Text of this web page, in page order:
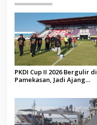
PKDI Cup II 2026 Bergulir di
Pamekasan, Jadi Ajang